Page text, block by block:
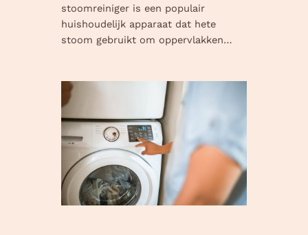
stoomreiniger is een populair
huishoudelijk apparaat dat hete
stoom gebruikt om oppervlakken…